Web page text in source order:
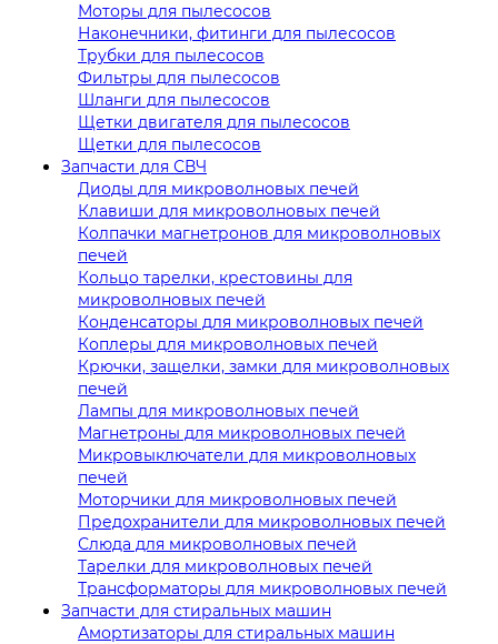
Моторы для пылесосов
Наконечники, фитинги для пылесосов
Трубки для пылесосов
Фильтры для пылесосов
Шланги для пылесосов
Щетки двигателя для пылесосов
Щетки для пылесосов
Запчасти для СВЧ
Диоды для микроволновых печей
Клавиши для микроволновых печей
Колпачки магнетронов для микроволновых
печей
Кольцо тарелки, крестовины для
микроволновых печей
Конденсаторы для микроволновых печей
Коплеры для микроволновых печей
Крючки, защелки, замки для микроволновых
печей
Лампы для микроволновых печей
Магнетроны для микроволновых печей
Микровыключатели для микроволновых
печей
Моторчики для микроволновых печей
Предохранители для микроволновых печей
Слюда для микроволновых печей
Тарелки для микроволновых печей
Трансформаторы для микроволновых печей
Запчасти для стиральных машин
Амортизаторы для стиральных машин